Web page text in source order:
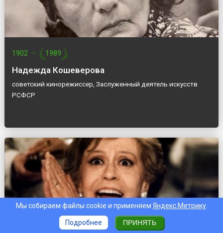
1902 — 1989
Надежда Кошеверова
советский кинорежиссер, Заслуженный деятель искусств
РСФСР
Мы собираем файлы cookie и применяем Яндекс.Метрику.
Подробнее ПРИНЯТЬ